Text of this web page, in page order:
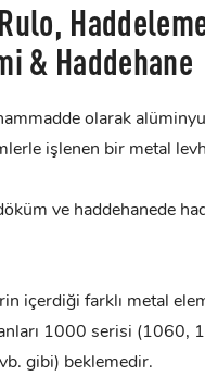
& Haddehane
olarak
işlenen bir metal
ve haddehanede
içerdiği farklı metal
1000 serisi
gibi) beklemedir.